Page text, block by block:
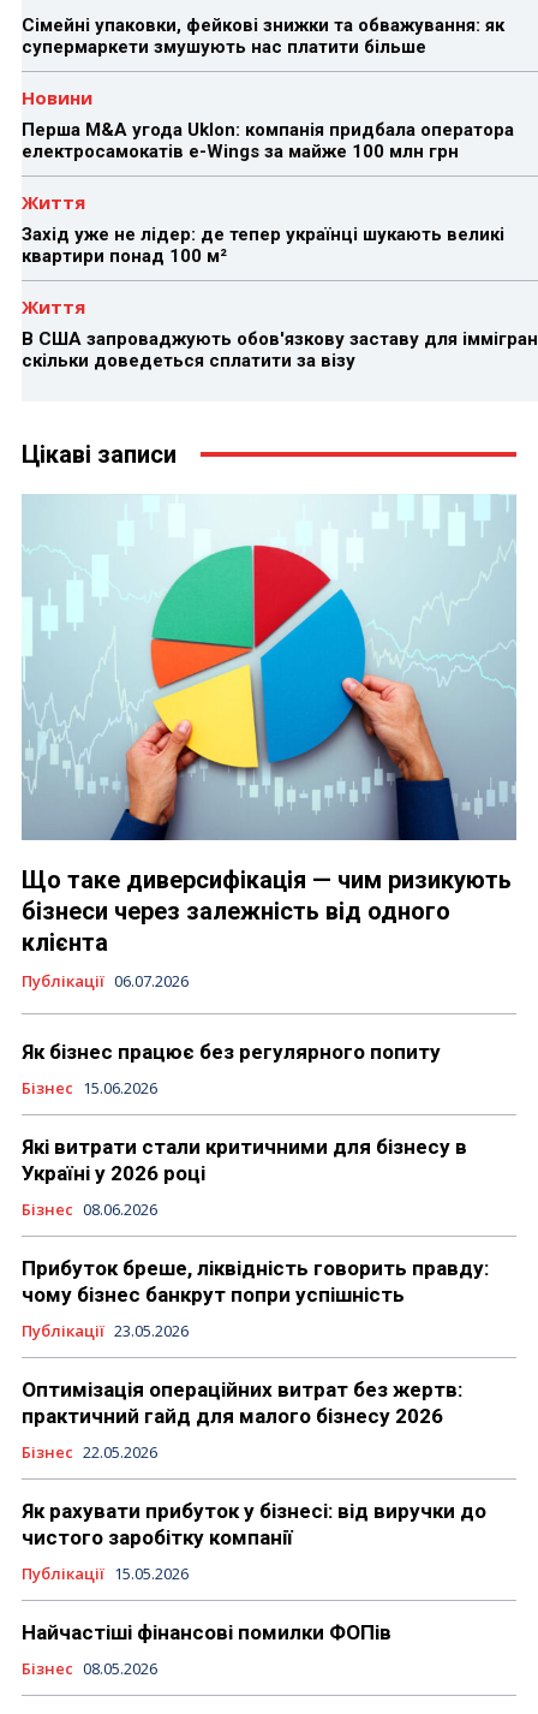
Сімейні упаковки, фейкові знижки та обважування: як
супермаркети змушують нас платити більше
Новини
Перша M&A угода Uklon: компанія придбала оператора
електросамокатів e-Wings за майже 100 млн грн
Життя
Захід уже не лідер: де тепер українці шукають великі
квартири понад 100 м²
Життя
В США запроваджують обов'язкову заставу для
скільки доведеться сплатити за візу
Цікаві записи
Що таке диверсифікація — чим ризикують
бізнеси через залежність від одного
клієнта
Публікації 06.07.2026
Як бізнес працює без регулярного попиту
Бізнес 15.06.2026
Які витрати стали критичними для бізнесу в
Україні у 2026 році
Бізнес 08.06.2026
Прибуток бреше, ліквідність говорить правду:
чому бізнес банкрут попри успішність
Публікації 23.05.2026
Оптимізація операційних витрат без жертв:
практичний гайд для малого бізнесу 2026
Бізнес 22.05.2026
Як рахувати прибуток у бізнесі: від виручки до
чистого заробітку компанії
Публікації 15.05.2026
Найчастіші фінансові помилки ФОПів
Бізнес 08.05.2026